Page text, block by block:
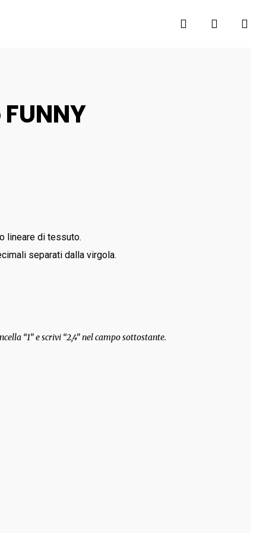
search account
lineare di tessuto.
separati dalla virgola.
“1” e scrivi “2,4” nel campo sottostante.